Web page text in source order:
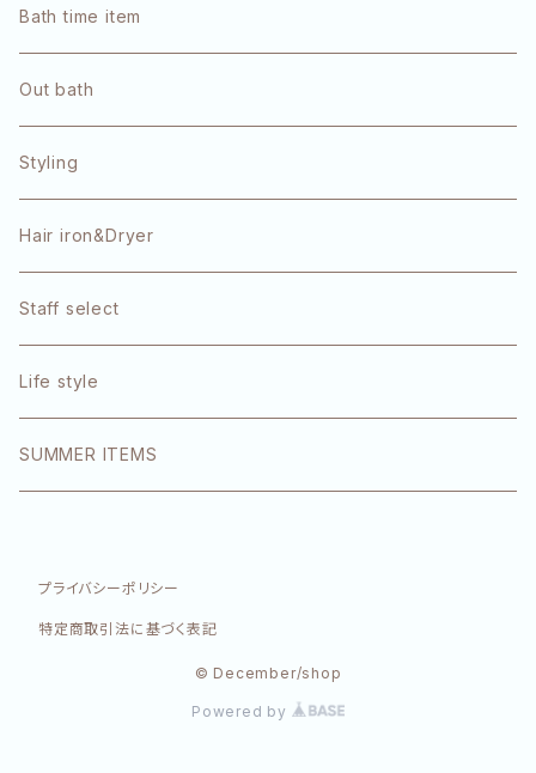
pulūto
Refa
OLAPLEX
TOKIO
1DK
エクラリティ
E-STANDARD
Bath time item
Out bath
Styling
Hair iron&Dryer
Staff select
Life style
SUMMER ITEMS
プライバシーポリシー
特定商取引法に基づく表記
© December/shop
Powered by